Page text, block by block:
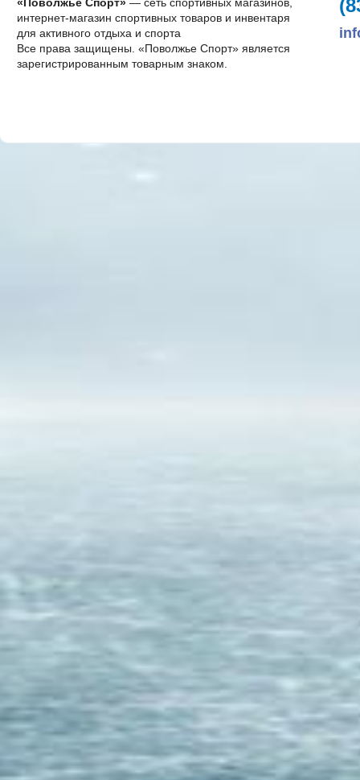
интернет-магазин спортивных товаров и инвентаря
для активного отдыха и спорта
Все права защищены. «Поволжье Спорт» является
зарегистрированным товарным знаком.